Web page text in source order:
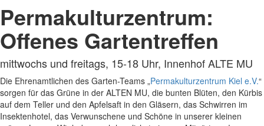
Permakulturzentrum:
Offenes Gartentreffen
mittwochs und freitags, 15-18 Uhr, Innenhof ALTE MU
Die Ehrenamtlichen des Garten-Teams „Permakulturzentrum Kiel e.V.“
sorgen für das Grüne in der ALTEN MU, die bunten Blüten, den Kürbis
auf dem Teller und den Apfelsaft in den Gläsern, das Schwirren im
Insektenhotel, das Verwunschene und Schöne in unserer kleinen